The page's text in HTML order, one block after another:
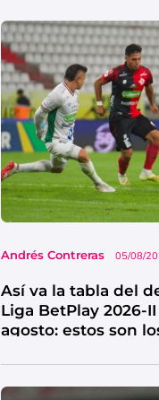
Andrés Contreras 05/08/
Así va la tabla del
Liga BetPlay 2026-II
agosto: estos son